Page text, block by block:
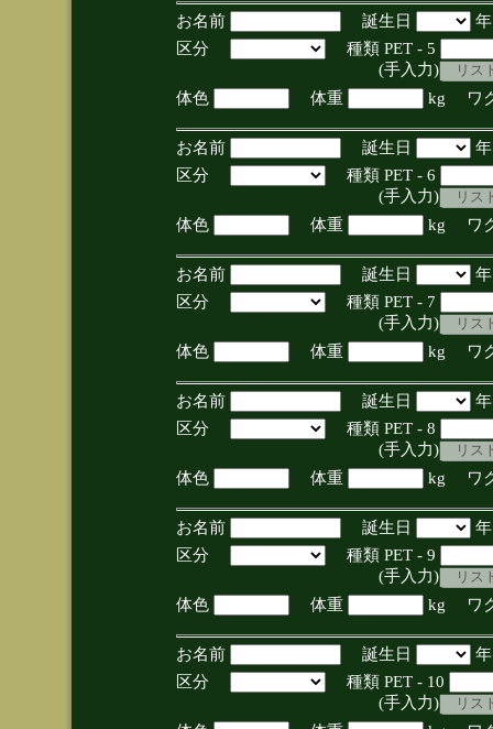
お名前 誕生日
区分
種類 PET - 5
(手入力)
体色
体重 kg ワ
お名前 誕生日
区分
種類 PET - 6
(手入力)
体色
体重 kg ワ
お名前 誕生日
区分
種類 PET - 7
(手入力)
体色
体重 kg ワ
お名前 誕生日
区分
種類 PET - 8
(手入力)
体色
体重 kg ワ
お名前 誕生日
区分
種類 PET - 9
(手入力)
体色
体重 kg ワ
お名前 誕生日
区分
種類 PET - 10
(手入力)